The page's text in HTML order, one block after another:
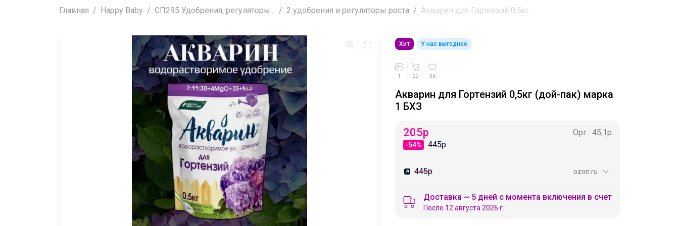
Главная Happy Baby СП295 Удобрения, регуляторы... 2 удобрения и регуляторы роста Акварин для Гортензий 0,5кг...
Хит У нас выгоднее
1 22 36
Акварин для Гортензий 0,5кг (дой-пак) марка
1 БХЗ
205р
-54% 445р
Орг. 45,1р
445р ozon.ru
Доставка ~ 5 дней с момента включения в счет
После 12 августа 2026 г.